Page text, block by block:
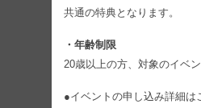
共通の特典となります。
・年齢制限
20歳以上の方、対象のイベン
●イベントの申し込み詳細は